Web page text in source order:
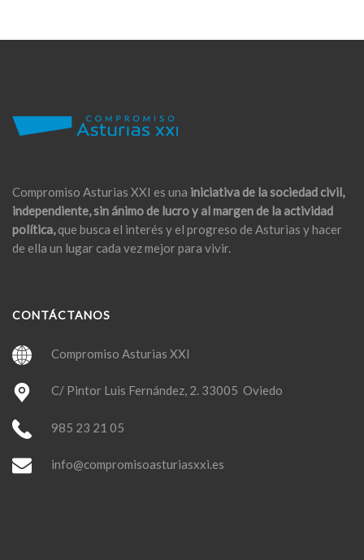
Compromiso Asturias XXI es una iniciativa de la sociedad civil,
independiente, sin ánimo de lucro y al margen de la actividad
política,que busca el interés y el progreso de Asturias y hacer
de ella un lugar cada vez mejor para vivir.
CONTÁCTANOS
Compromiso Asturias XXI
C/ Pintor Luis Fernández, 2. 33005 Oviedo
985 23 21 05
info@compromisoasturiasxxi.es